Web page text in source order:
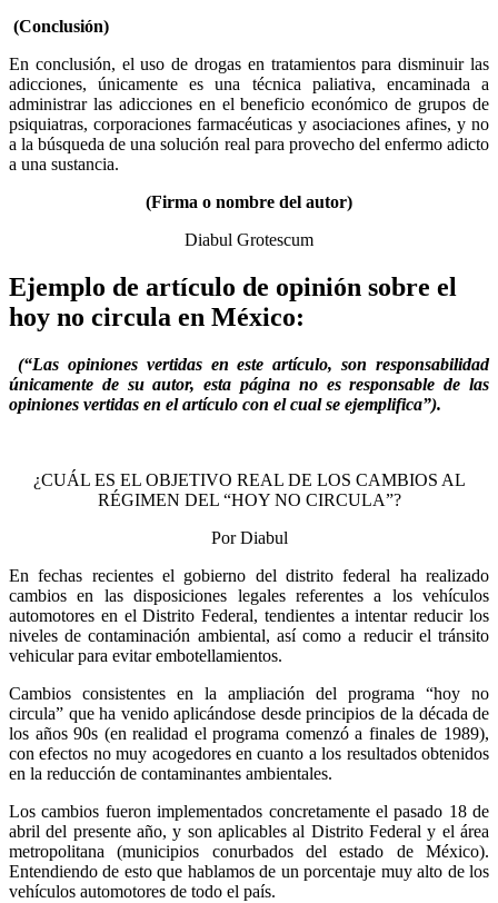
(Conclusión)
En conclusión, el uso de drogas en tratamientos para disminuir las
adicciones, únicamente es una técnica paliativa, encaminada a
administrar las adicciones en el beneficio económico de grupos de
psiquiatras, corporaciones farmacéuticas y asociaciones afines, y no
a la búsqueda de una solución real para provecho del enfermo adicto
a una sustancia.
(Firma o nombre del autor)
Diabul Grotescum
Ejemplo de artículo de opinión sobre el
hoy no circula en México:
(“Las opiniones vertidas en este artículo, son responsabilidad
únicamente de su autor, esta página no es responsable de las
opiniones vertidas en el artículo con el cual se ejemplifica”).
¿CUÁL ES EL OBJETIVO REAL DE LOS CAMBIOS AL
RÉGIMEN DEL “HOY NO CIRCULA”?
Por Diabul
En fechas recientes el gobierno del distrito federal ha realizado
cambios en las disposiciones legales referentes a los vehículos
automotores en el Distrito Federal, tendientes a intentar reducir los
niveles de contaminación ambiental, así como a reducir el tránsito
vehicular para evitar embotellamientos.
Cambios consistentes en la ampliación del programa “hoy no
circula” que ha venido aplicándose desde principios de la década de
los años 90s (en realidad el programa comenzó a finales de 1989),
con efectos no muy acogedores en cuanto a los resultados obtenidos
en la reducción de contaminantes ambientales.
Los cambios fueron implementados concretamente el pasado 18 de
abril del presente año, y son aplicables al Distrito Federal y el área
metropolitana (municipios conurbados del estado de México).
Entendiendo de esto que hablamos de un porcentaje muy alto de los
vehículos automotores de todo el país.